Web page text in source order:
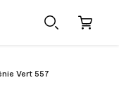
Vert 557